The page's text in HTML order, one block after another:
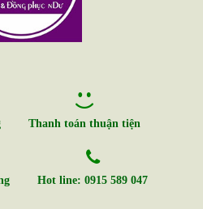
Thanh toán thuận tiện
Hot line: 0915 589 047